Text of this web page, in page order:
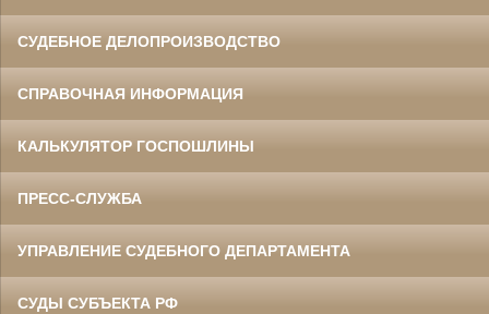
СУДЕБНОЕ ДЕЛОПРОИЗВОДСТВО
СПРАВОЧНАЯ ИНФОРМАЦИЯ
КАЛЬКУЛЯТОР ГОСПОШЛИНЫ
ПРЕСС-СЛУЖБА
УПРАВЛЕНИЕ СУДЕБНОГО ДЕПАРТАМЕНТА
СУДЫ СУБЪЕКТА РФ